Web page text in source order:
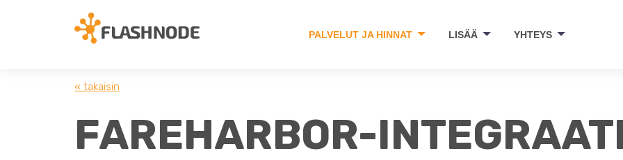
PALVELUT JA HINNAT LISÄÄ YHTEYS
« takaisin
FAREHARBOR-